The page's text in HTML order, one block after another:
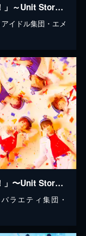
ジュエルステージ「オンエア！」～Unit Story side エメ☆カレ～
イドル集団・エメ
ジュエルステージ「オンエア！」〜Unit Story side MAISY〜
ラエティ集団・